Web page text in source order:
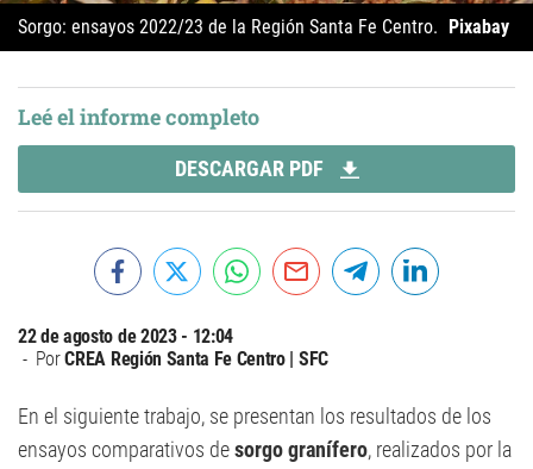
Sorgo: ensayos 2022/23 de la Región Santa Fe Centro. Pixabay
Leé el informe completo
DESCARGAR PDF
22 de agosto de 2023 - 12:04
PorCREA Región Santa Fe Centro | SFC
En el siguiente trabajo, se presentan los resultados de los
ensayos comparativos desorgo granífero, realizados por la